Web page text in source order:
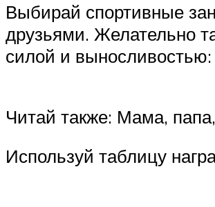
Выбирай спортивные
друзьями. Желательно
силой и выносливостью:
Читай также: Мама,
Используй таблицу